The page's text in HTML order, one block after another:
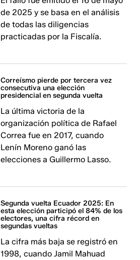
de 2025 y se basa en el análisis
de todas las diligencias
practicadas por la Fiscalía.
Correísmo pierde por tercera vez
consecutiva una elección
presidencial en segunda vuelta
La última victoria de la
organización política de Rafael
Correa fue en 2017, cuando
Lenín Moreno ganó las
elecciones a Guillermo Lasso.
Segunda vuelta Ecuador 2025: En
esta elección participó el 84% de los
electores, una cifra récord en
segundas vueltas
La cifra más baja se registró en
1998, cuando Jamil Mahuad